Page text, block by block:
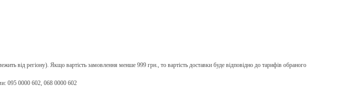
від регіону). Якщо вартість замовлення менше 999 грн., то вартість доставки буде відповідно до тарифів обраного
095 0000 602, 068 0000 602